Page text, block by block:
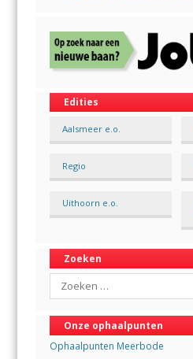
Edities
Aalsmeer e.o.
Regio
Uithoorn e.o.
Zoeken
Search
Onze ophaalpunten
Ophaalpunten Meerbode